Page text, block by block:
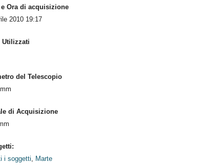
e Ora di acquisizione
2010 19:17
Utilizzati
del Telescopio
di Acquisizione
i soggetti, Marte